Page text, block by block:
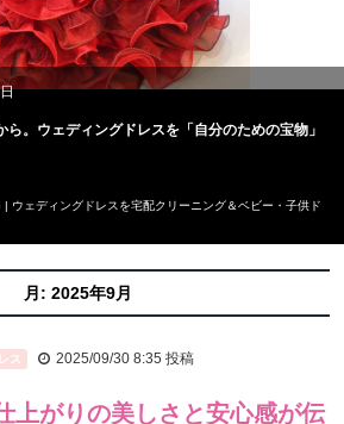
。ウェディングドレスを「自分のための宝物」
ウェディングドレスを宅配クリーニング＆ベビー・子供ド
月: 2025年9月
ス 2025/09/30 8:35 投稿
上がりの美しさと安心感が伝